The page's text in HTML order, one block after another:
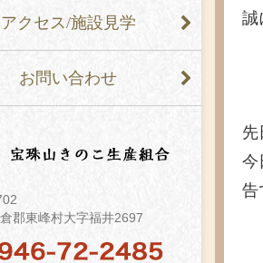
アクセス/施設見学
お問い合わせ
郡東峰村大字福井2697
誠
先
今
告